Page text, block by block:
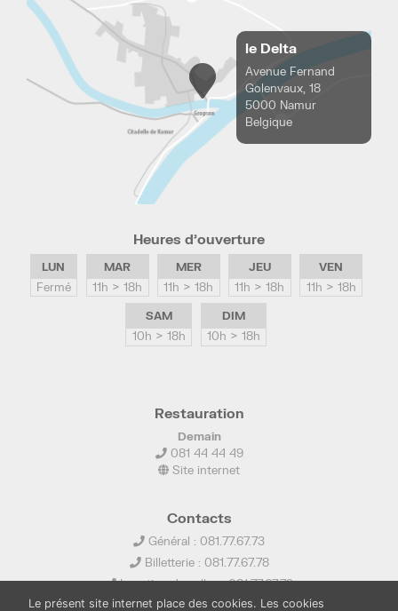
le Delta
Avenue Fernand
Golenvaux, 18
5000 Namur
Belgique
Heures d’ouverture
LUN
Fermé
MAR
11h > 18h
MER
11h > 18h
JEU
11h > 18h
VEN
11h > 18h
SAM
10h > 18h
DIM
10h > 18h
Restauration
Demain
081 44 44 49
Site internet
Contacts
Général : 081.77.67.73
Billetterie : 081.77.67.78
Location de salles : 081.77.67.79
info@ledelta.be
Le présent site internet place des cookies. Les cookies